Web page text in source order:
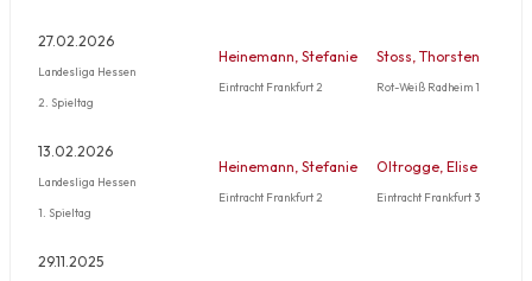
27.02.2026
Landesliga Hessen
2. Spieltag
Heinemann, Stefanie
Eintracht Frankfurt 2
Stoss, Thorsten
Rot-Weiß Radheim 1
13.02.2026
Landesliga Hessen
1. Spieltag
Heinemann, Stefanie
Eintracht Frankfurt 2
Oltrogge, Elise
Eintracht Frankfurt 3
29.11.2025